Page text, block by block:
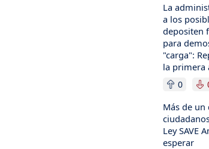
La
a los
depositen
para
"carga":
la primera
0
Más de
Ley SAVE
esperar